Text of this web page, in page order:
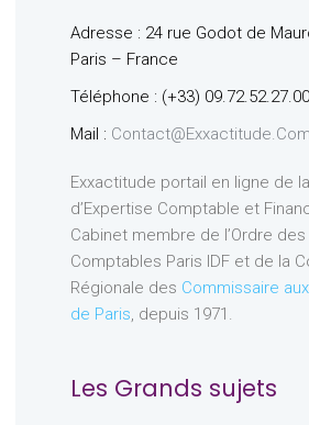
Adresse : 24 rue Godot de
Paris – France
Téléphone : (+33) 09.72.52.27.00
Mail : Contact@exxactitude.com
Exxactitude portail en ligne de
d’Expertise Comptable et
Cabinet membre de l’Ordre
Comptables Paris IDF et de la
Régionale des Commissaire
de Paris, depuis 1971.
Les Grands sujets